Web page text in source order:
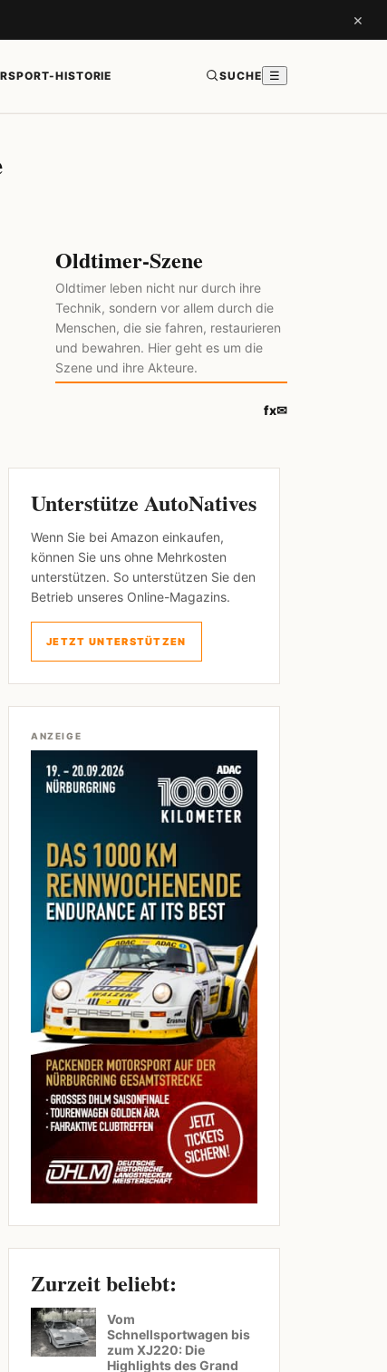
×
HISTORIE SUCHE ☰
Oldtimer-Szene
Oldtimer leben nicht nur durch ihre
Technik, sondern vor allem durch die
Menschen, die sie fahren, restaurieren
und bewahren. Hier geht es um die
Szene und ihre Akteure.
fx✉
Unterstütze AutoNatives
Wenn Sie bei Amazon einkaufen,
können Sie uns ohne Mehrkosten
unterstützen. So unterstützen Sie den
Betrieb unseres Online-Magazins.
JETZT UNTERSTÜTZEN
ANZEIGE
Zurzeit beliebt:
Vom
Schnellsportwagen bis
zum XJ220: Die
Highlights des Grand